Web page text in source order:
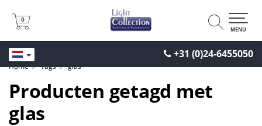
+31 (0)24-6455050
0
0
MENU
Home Tags glas
Producten getagd met
glas